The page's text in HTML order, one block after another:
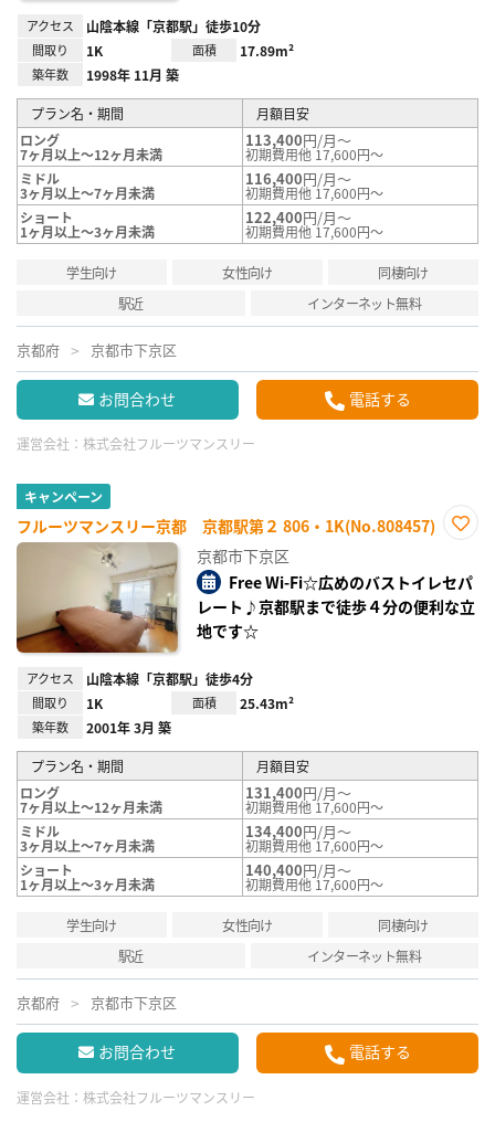
アクセス 山陰本線「京都駅」徒歩10分
間取り 1K 面積 17.89m²
築年数 1998年 11月 築
プラン名・期間
月額目安
ロング
7ヶ月以上～12ヶ月未満
113,400円/月～
初期費用他 17,600円～
ミドル
3ヶ月以上～7ヶ月未満
116,400円/月～
初期費用他 17,600円～
ショート
1ヶ月以上～3ヶ月未満
122,400円/月～
初期費用他 17,600円～
学生向け 女性向け
同棲向け
駅近
インターネット無料
京都府 京都市下京区
お問合わせ 電話する
運営会社： 株式会社フルーツマンスリー
キャンペーン
フルーツマンスリー京都 京都駅第２ 806・1K(No.808457)
り登
録
京都市下京区
Free Wi-Fi☆広めのバストイレセパ
レート♪京都駅まで徒歩４分の便利な立
地です☆
アクセス 山陰本線「京都駅」徒歩4分
間取り 1K 面積 25.43m²
築年数 2001年 3月 築
プラン名・期間
月額目安
ロング
7ヶ月以上～12ヶ月未満
131,400円/月～
初期費用他 17,600円～
ミドル
3ヶ月以上～7ヶ月未満
134,400円/月～
初期費用他 17,600円～
ショート
1ヶ月以上～3ヶ月未満
140,400円/月～
初期費用他 17,600円～
学生向け 女性向け
同棲向け
駅近
インターネット無料
京都府 京都市下京区
お問合わせ 電話する
運営会社： 株式会社フルーツマンスリー